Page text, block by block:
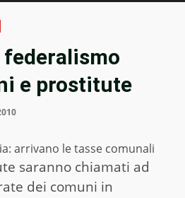
federalismo
e prostitute
arrivano le tasse comunali
saranno chiamati ad
dei comuni in